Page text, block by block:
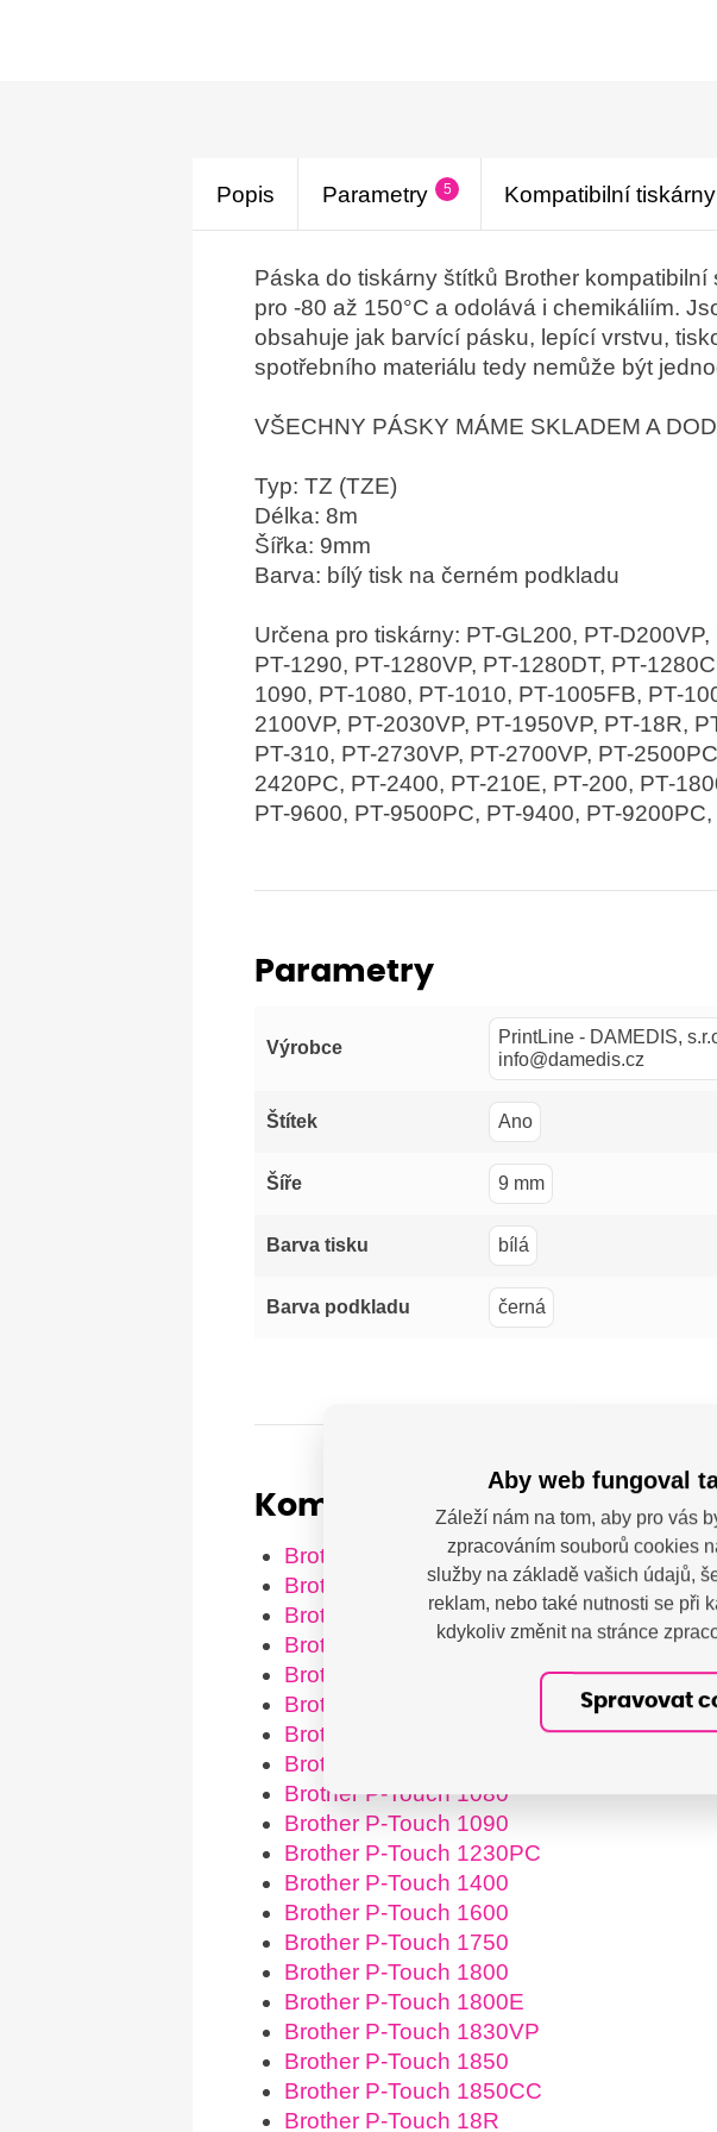
Popis Parametry 5 Kompatibilní tiskárny
Páska do tiskárny štítků Brother
pro -80 až 150°C a odolává i chemikáliím.
obsahuje jak barvící pásku, lepící vrstvu,
spotřebního materiálu tedy nemůže být
VŠECHNY PÁSKY MÁME SKLADEM A
Typ: TZ (TZE)
Délka: 8m
Šířka: 9mm
Barva: bílý tisk na černém podkladu
Určena pro tiskárny: PT-GL200, PT-
PT-1290, PT-1280VP, PT-1280DT, PT-
1090, PT-1080, PT-1010, PT-1005FB, PT-
2100VP, PT-2030VP, PT-1950VP, PT-18R,
PT-310, PT-2730VP, PT-2700VP, PT-
2420PC, PT-2400, PT-210E, PT-200, PT-
PT-9600, PT-9500PC, PT-9400, PT-
Parametry
Výrobce
PrintLine - DAMEDIS,
info@damedis.cz
Štítek Ano
Šíře 9 mm
Barva tisku bílá
Barva podkladu černá
Kompatibilní tiskárny
Brother H300
Brother H300LI
Brother RL-700S
Brother P-Touch 1000
Brother P-Touch 1005BTS
Brother P-Touch 1005F
Brother P-Touch 1005FB
Brother P-Touch 1010
Brother P-Touch 1080
Brother P-Touch 1090
Brother P-Touch 1230PC
Brother P-Touch 1400
Brother P-Touch 1600
Brother P-Touch 1750
Brother P-Touch 1800
Brother P-Touch 1800E
Brother P-Touch 1830VP
Brother P-Touch 1850
Brother P-Touch 1850CC
Brother P-Touch 18R
Aby web fungoval
Záleží nám na tom, aby pro vás
zpracováním souborů cookies
služby na základě vašich údajů,
reklam, nebo také nutnosti se při
kdykoliv změnit na stránce
Spravovat